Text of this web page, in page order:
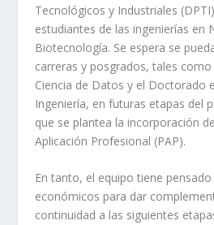
Tecnológicos y Industriales
estudiantes de las ingenierías en
Biotecnología. Se espera se
carreras y posgrados, tales
Ciencia de Datos y el Doctorado
Ingeniería, en futuras etapas del
que se plantea la incorporación
Aplicación Profesional (PAP).
En tanto, el equipo tiene
económicos para dar
continuidad a las siguientes